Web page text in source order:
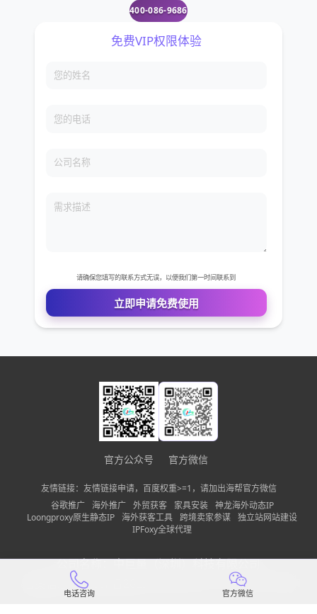
400-086-9686
您的姓名
您的电话
请确保您填写的联系方式无误，以便我们第一时间联系到
立即申请免费使用
官方公众号 官方微信
友情链接：友情链接申请，百度权重>=1，请加出海帮官方微信
谷歌推广
海外推广 外贸获客 家具安装
神龙海外动态IP
Loongproxy原生静态IP 海外获客工具 跨境卖家参谋 独立站网站建设
IPFoxy全球代理
公司名称：中巨量（深圳）科技有限公司
备案信息：粤ICP备2022150197号-13 隐私政策
电话咨询 官方微信